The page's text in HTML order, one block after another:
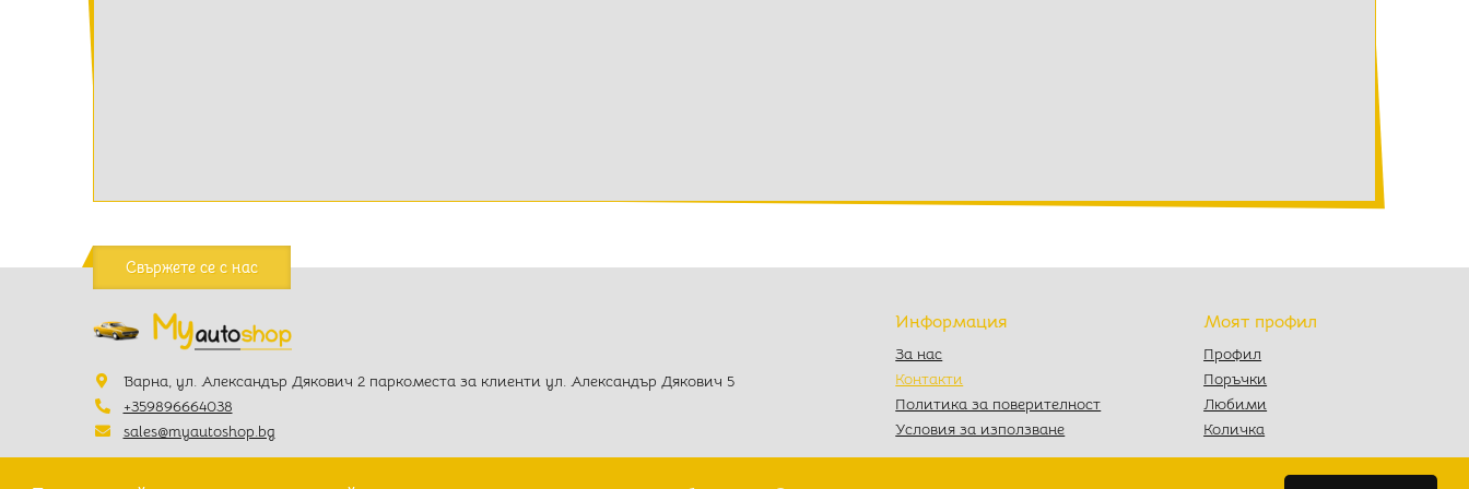
Свържете се с нас
Варна, ул. Александър Дякович 2 паркоместа за клиенти ул. Александър Дякович 5
+359896664038
sales@myautoshop.bg
Информация
За нас
Контакти
Политика за поверителност
Условия за използване
Моят профил
Профил
Поръчки
Любими
Количка